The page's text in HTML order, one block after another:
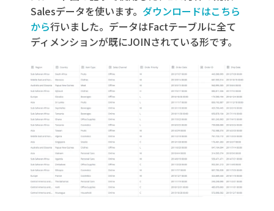
Salesデータを使います。 ダウンロードはこちら
から行いました。データはFactテーブルに全て
ディメンションが既にJOINされている形です。